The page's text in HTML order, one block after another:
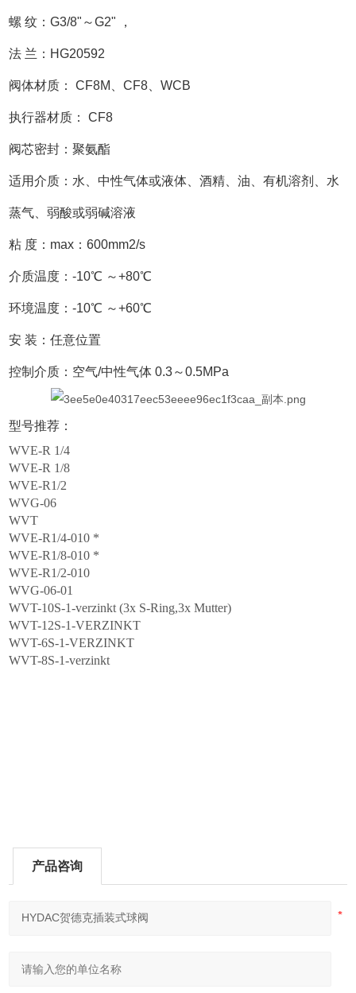
螺 纹：G3/8"～G2" ，
法 兰：HG20592
阀体材质： CF8M、CF8、WCB
执行器材质： CF8
阀芯密封：聚氨酯
适用介质：水、中性气体或液体、酒精、油、有机溶剂、水
蒸气、弱酸或弱碱溶液
粘 度：max：600mm2/s
介质温度：-10℃ ～+80℃
环境温度：-10℃ ～+60℃
安 装：任意位置
控制介质：空气/中性气体 0.3～0.5MPa
型号推荐：
WVE-R 1/4
WVE-R 1/8
WVE-R1/2
WVG-06
WVT
WVE-R1/4-010 *
WVE-R1/8-010 *
WVE-R1/2-010
WVG-06-01
WVT-10S-1-verzinkt (3x S-Ring,3x Mutter)
WVT-12S-1-VERZINKT
WVT-6S-1-VERZINKT
WVT-8S-1-verzinkt
产品咨询